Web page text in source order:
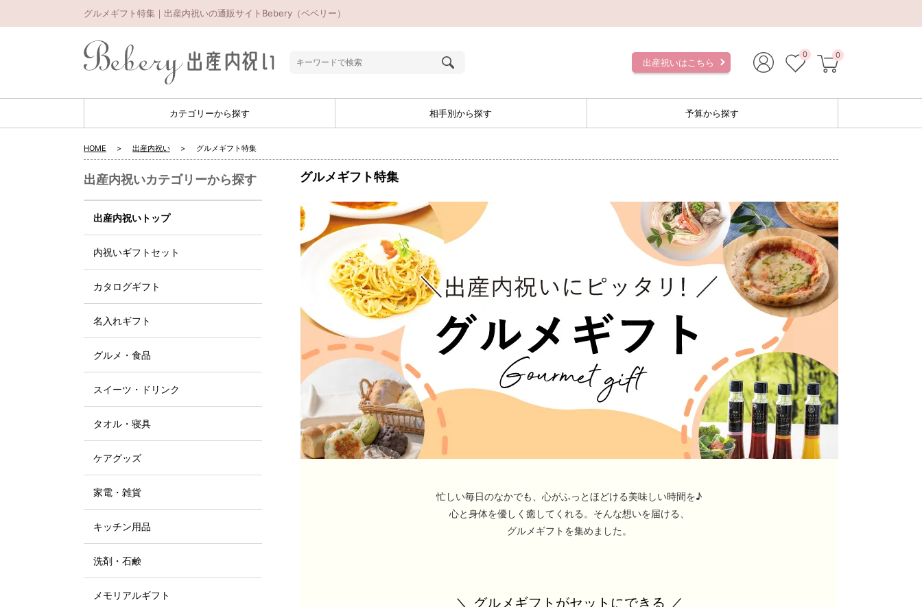
グルメギフト特集｜出産内祝いの通販サイトBebery（ベベリー）
出産祝いはこちら
0 0
カテゴリーから探す 相手別から探す 予算から探す
HOME 出産内祝い グルメギフト特集
グルメギフト特集
忙しい毎日のなかでも、 心がふっとほどける美味しい時間を♪
心と身体を優しく癒してくれる。 そんな想いを届ける、
グルメギフトを集めました。
＼ グルメギフトがセットにできる ／
出産内祝いカテゴリーから探す
出産内祝いトップ
内祝いギフトセット
カタログギフト
名入れギフト
グルメ・食品
スイーツ・ドリンク
タオル・寝具
ケアグッズ
家電・雑貨
キッチン用品
洗剤・石鹸
メモリアルギフト